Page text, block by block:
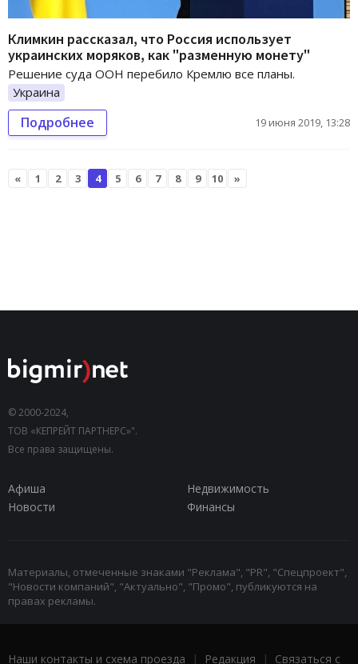
Климкин рассказал, что Россия использует
украинских моряков, как "разменную монету"
Решение суда ООН перебило Кремлю все планы.
Украина
Подробнее 19 июня 2019, 13:28
« 1 2 3 4 5 6 7 8 9 10 »
© 2000-2024,
ТОВ «КЕПРЕЙТ ПАРТНЕРС»".
Все права защищены.
Афиша
Недвижимость
Новости
Финансы
Материалы, отмеченные знаками "Реклама", "PR", "Спецпроект",
"Новости компаний", "Актуально", "Промо", публикуются на
правах рекламы.
Наши контакты и схема проезда | Редакция | Связаться с